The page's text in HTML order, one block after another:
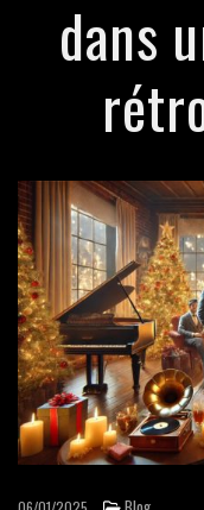
MARIAGES
ENTREPRISES
GATSBY /
JAZZ MANOUCHE
CHANSONS
MUSIQUES
BOSSA NOVA
MUSIQUE
MUSIQUE
dans